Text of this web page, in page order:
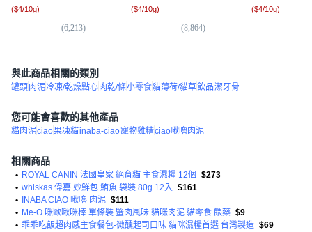
($4/10g)
(6,213)
($4/10g)
(8,864)
($4/10g)
與此商品相關的類別
罐頭 肉泥冷凍/乾燥點心 肉乾/條小零食貓薄荷/貓草飲品潔牙骨
您可能會喜歡的其他產品
貓肉泥ciao果凍貓inaba-ciao寵物雞精ciao啾嚕肉泥
相關商品
• ROYAL CANIN 法國皇家 絕育貓 主食濕糧 12個 $273
• whiskas 偉嘉 妙鮮包 鮪魚 袋裝 80g 12入 $161
•
INABA CIAO 啾嚕 肉泥 $111
• Me-O 咪歐啾咪棒 單條裝 蟹肉風味 貓咪肉泥 貓零食 餵藥 $9
• 乖乖吃飯超肉感主食餐包-微醺起司口味 貓咪濕糧首選 台灣製造 $69